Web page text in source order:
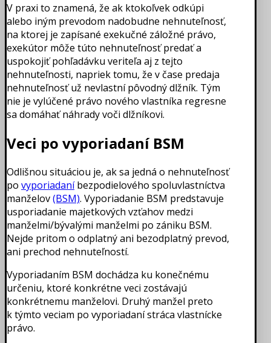
V praxi to znamená, že ak ktokoľvek odkúpi
alebo iným prevodom nadobudne nehnuteľnosť,
na ktorej je zapísané exekučné záložné právo,
exekútor môže túto nehnuteľnosť predať a
uspokojiť pohľadávku veriteľa aj z tejto
nehnuteľnosti, napriek tomu, že v čase predaja
nehnuteľnosť už nevlastní pôvodný dlžník. Tým
nie je vylúčené právo nového vlastníka regresne
sa domáhať náhrady voči dlžníkovi.
Veci po vyporiadaní BSM
Odlišnou situáciou je, ak sa jedná o nehnuteľnosť
po vyporiadaníbezpodielového spoluvlastníctva
manželov(BSM). Vyporiadanie BSM predstavuje
usporiadanie majetkových vzťahov medzi
manželmi/bývalými manželmi po zániku BSM.
Nejde pritom o odplatný ani bezodplatný prevod,
ani prechod nehnuteľností.
Vyporiadaním BSM dochádza ku konečnému
určeniu, ktoré konkrétne veci zostávajú
konkrétnemu manželovi. Druhý manžel preto
k týmto veciam po vyporiadaní stráca vlastnícke
právo.